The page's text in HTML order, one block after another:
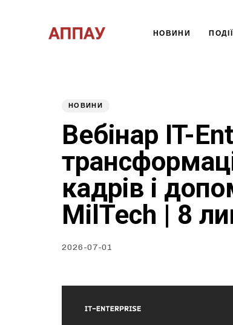
НОВИНИ ПОДІЇ
PUBLISHED
IN:
НОВИНИ
Вебінар IT-
кадрів і
MilTech | 8
Published
on:
2026-07-01